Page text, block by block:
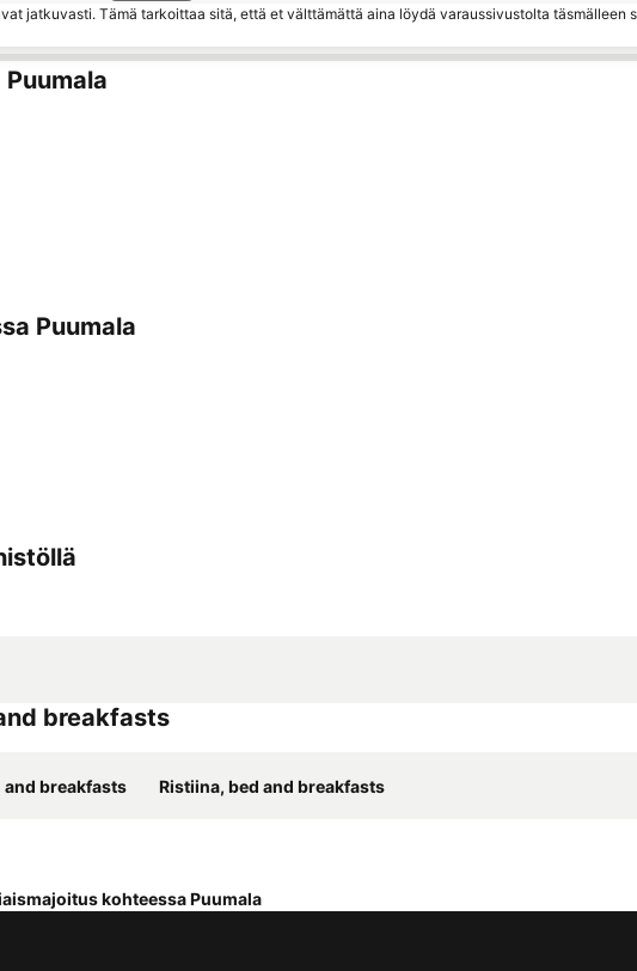
jatkuvasti. Tämä tarkoittaa sitä, että et välttämättä aina löydä varaussivustolta täsmälleen
Puumala
breakfasts
and breakfasts Ristiina, bed and breakfasts
kohteessa Puumala